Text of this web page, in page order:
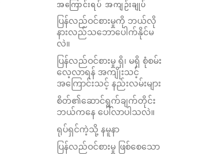
အကြောင်းရပ် အကျဉ်းချုပ်
ပြန်လည်ဝင်စားမှုကို ဘယ်လို
နားလည်သဘောပေါက်နိုင်မ
လဲ။
ပြန်လည်ဝင်စားမှု ရှိ၊ မရှိ စုံစမ်း
လေ့လာရန် အကျိုးသင့်
အကြောင်းသင့် နည်းလမ်းများ
စိတ်၏ဆောင်ရွက်ချက်တိုင်း
ဘယ်ကနေ ပေါ်လာပါသလဲ။
ရုပ်ရှင်ကဲ့သို့ နမူနာ
ပြန်လည်ဝင်စားမှု ဖြစ်စေသော